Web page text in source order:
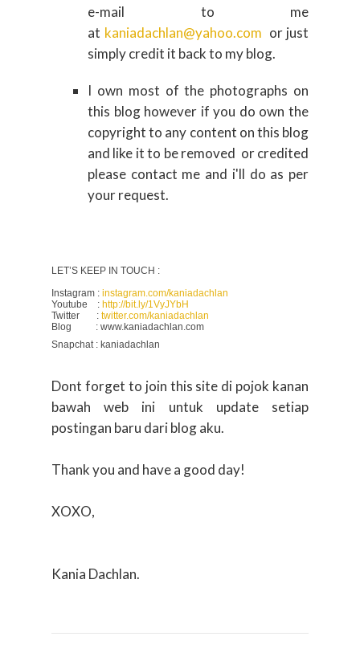
e-mail to me
at kaniadachlan@yahoo.com or just
simply credit it back to my blog.
I own most of the photographs on
this blog however if you do own the
copyright to any content on this blog
and like it to be removed or credited
please contact me and i'll do as per
your request.
LET’S KEEP IN TOUCH :
Instagram : instagram.com/kaniadachlan
Youtube
: http://bit.ly/1VyJYbH
Twitter
: twitter.com/kaniadachlan
Blog
: www.kaniadachlan.com
Snapchat : kaniadachlan
Dont forget to join this site di pojok kanan
bawah web ini untuk update setiap
postingan baru dari blog aku.
Thank you and have a good day!
XOXO,
Kania Dachlan.